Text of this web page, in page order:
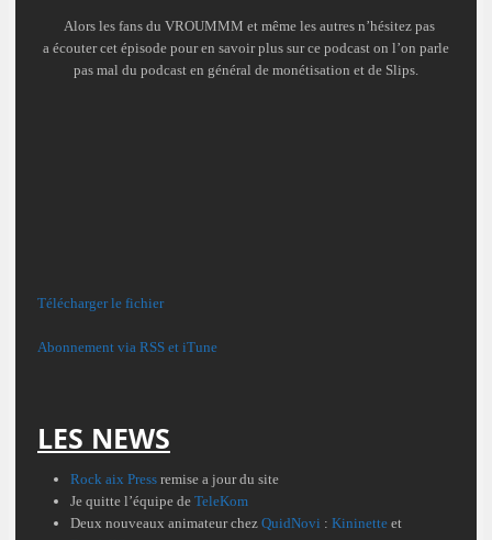
Alors les fans du VROUMMM et même les autres n’hésitez pas
a écouter cet épisode pour en savoir plus sur ce podcast on l’on parle
pas mal du podcast en général de monétisation et de Slips.
Télécharger le fichier
Abonnement via RSS et iTune
LES NEWS
Rock aix Press remise a jour du site
Je quitte l’équipe de TeleKom
Deux nouveaux animateur chez QuidNovi : Kininette et